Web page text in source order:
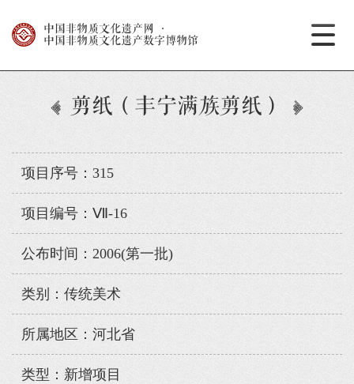
中国非物质文化遗产网
·
中国非物质文化遗产数字博物馆
剪纸（丰宁满族剪纸）
项目序号：315
项目编号：Ⅶ-16
公布时间：2006(第一批)
类别：传统美术
所属地区：河北省
类型：新增项目